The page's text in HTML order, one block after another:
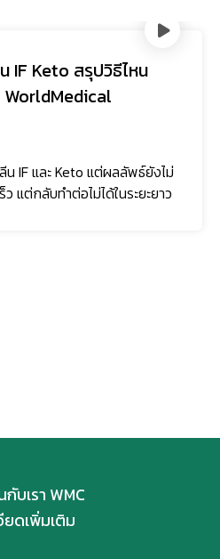
IF Keto สรุปวิธีไหน
WorldMedical
น IF และ Keto แต่ผลลัพธ์ยังไม่
แต่กลับทำต่อไม่ได้ในระยะยาว
บเรา WMC
ยดเพิ่มเติม